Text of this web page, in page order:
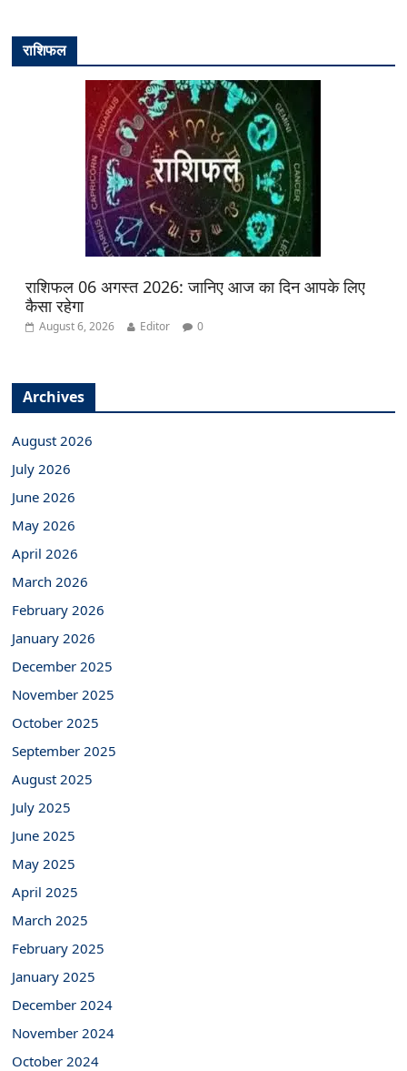
राशिफल
राशिफल 06 अगस्त 2026: जानिए आज का दिन आपके लिए
कैसा रहेगा
August 6, 2026 Editor 0
Archives
August 2026
July 2026
June 2026
May 2026
April 2026
March 2026
February 2026
January 2026
December 2025
November 2025
October 2025
September 2025
August 2025
July 2025
June 2025
May 2025
April 2025
March 2025
February 2025
January 2025
December 2024
November 2024
October 2024